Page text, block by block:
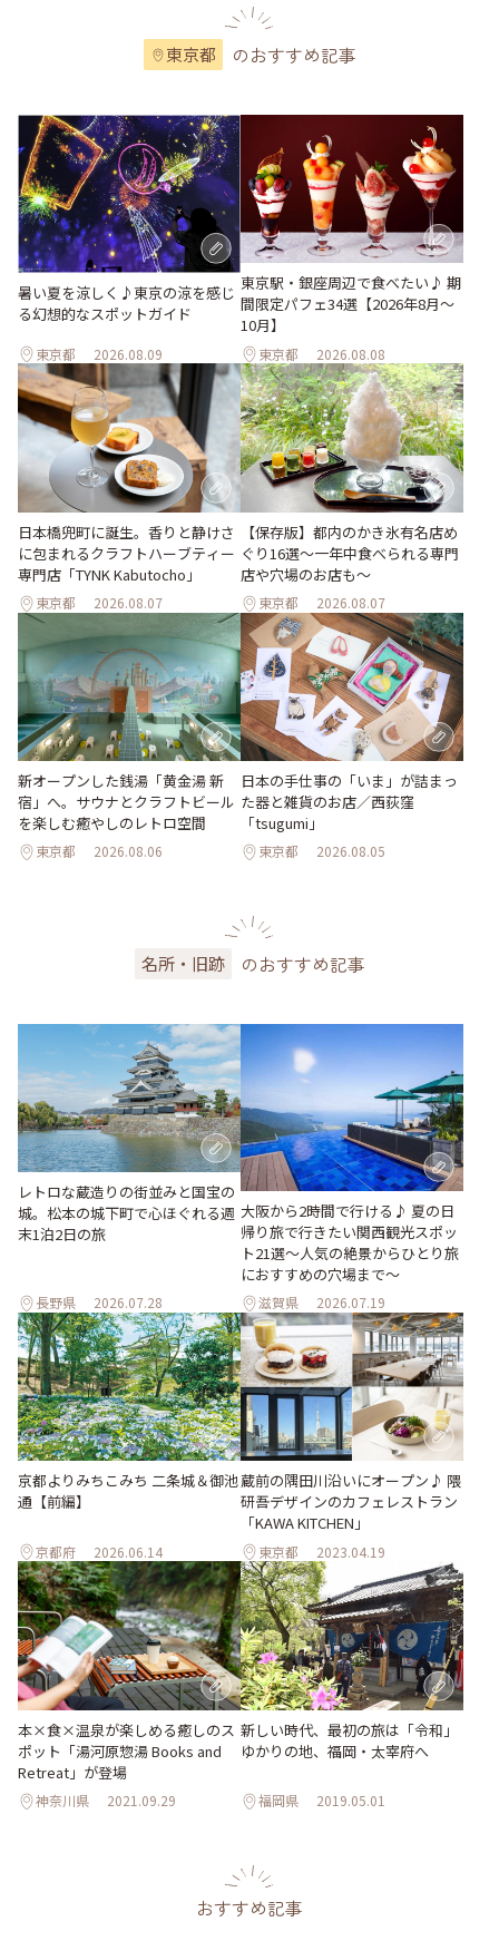
東京都 のおすすめ記事
暑い夏を涼しく♪東京の涼を感じ
る幻想的なスポットガイド
東京都 2026.08.09
東京駅・銀座周辺で食べたい♪ 期
間限定パフェ34選【2026年8月～
10月】
東京都 2026.08.08
日本橋兜町に誕生。香りと静けさ
に包まれるクラフトハーブティー
専門店「TYNK Kabutocho」
東京都 2026.08.07
【保存版】都内のかき氷有名店め
ぐり16選～一年中食べられる専門
店や穴場のお店も～
東京都 2026.08.07
新オープンした銭湯「黄金湯 新
宿」へ。サウナとクラフトビール
を楽しむ癒やしのレトロ空間
東京都 2026.08.06
日本の手仕事の「いま」が詰まっ
た器と雑貨のお店／西荻窪
「tsugumi」
東京都 2026.08.05
名所・旧跡 のおすすめ記事
レトロな蔵造りの街並みと国宝の
城。松本の城下町で心ほぐれる週
末1泊2日の旅
長野県 2026.07.28
大阪から2時間で行ける♪ 夏の日
帰り旅で行きたい関西観光スポッ
ト21選～人気の絶景からひとり旅
におすすめの穴場まで～
滋賀県 2026.07.19
京都よりみちこみち 二条城＆御池
通【前編】
京都府 2026.06.14
蔵前の隅田川沿いにオープン♪ 隈
研吾デザインのカフェレストラン
「KAWA KITCHEN」
東京都 2023.04.19
本×食×温泉が楽しめる癒しのス
ポット「湯河原惣湯 Books and
Retreat」が登場
神奈川県 2021.09.29
新しい時代、最初の旅は「令和」
ゆかりの地、福岡・太宰府へ
福岡県 2019.05.01
おすすめ記事